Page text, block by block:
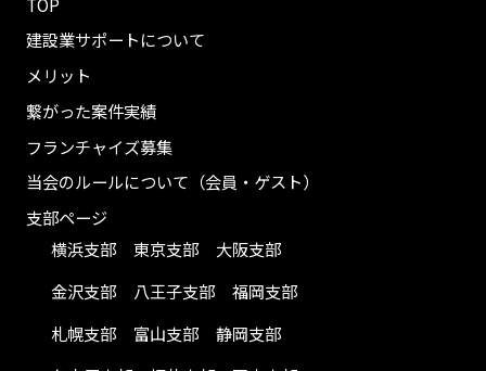
建設業サポートについて
メリット
繋がった案件実績
フランチャイズ募集
当会のルールについて（会員・ゲスト）
支部ページ
横浜支部
東京支部
大阪支部
金沢支部
八王子支部
福岡支部
札幌支部
富山支部
静岡支部